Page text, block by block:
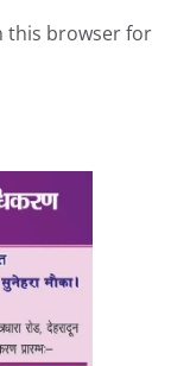
this browser for